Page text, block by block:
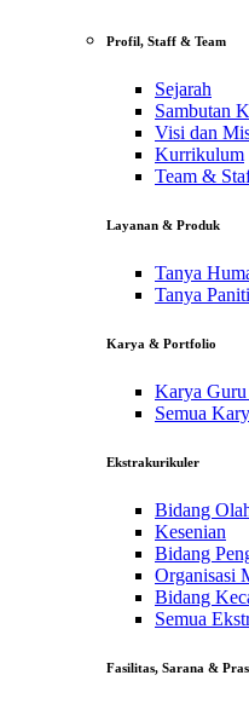
Profil, Staff & Team
Sejarah
Sambutan
Visi dan
Kurrikulum
Team &
Layanan & Produk
Tanya
Tanya
Karya & Portfolio
Karya
Semua
Ekstrakurikuler
Bidang
Kesenian
Bidang
Organisasi
Bidang
Semua
Fasilitas, Sarana &